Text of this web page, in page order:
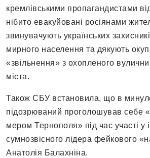
кремлівськими пропагандистами
нібито евакуйовані росіянами
звинувачують українських
мирного населення та дякують
«звільнення» з охопленого
міста.
Також СБУ встановила, що в
підозрюваний проголошував себе
мером Тернополя» під час участі у
сумнозвісного лідера фейкового
Анатолія Балахніна.